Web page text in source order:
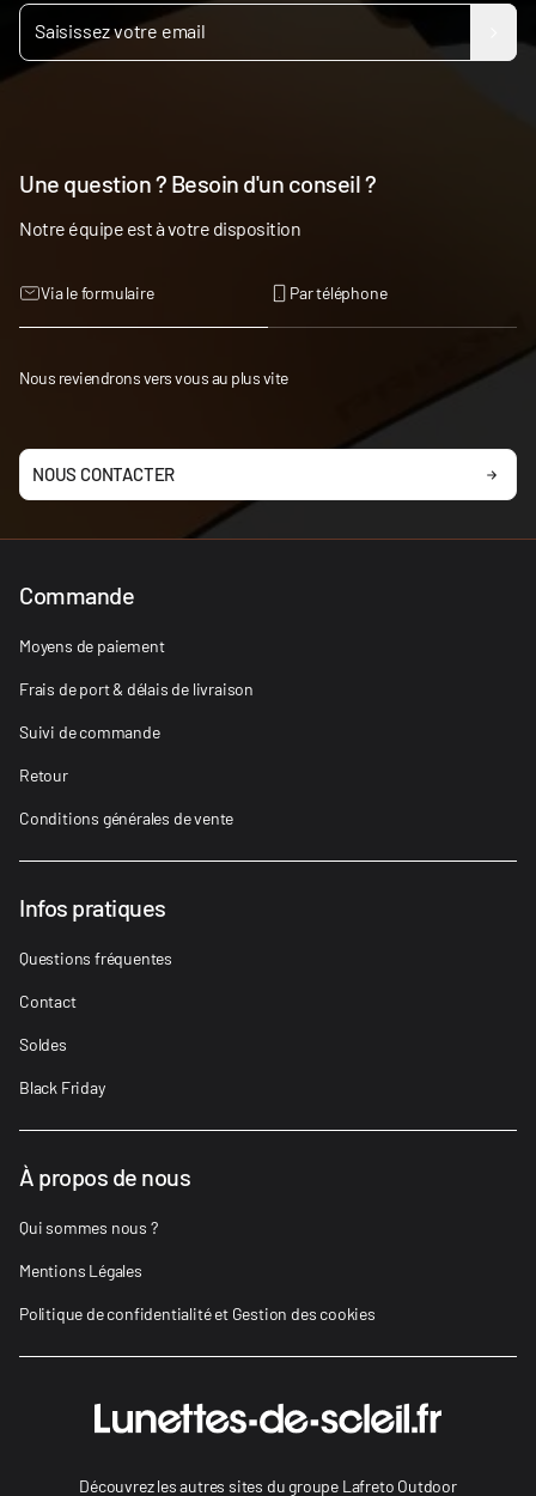
Une question ? Besoin d'un conseil ?
Notre équipe est à votre disposition
Via le formulaire Par téléphone
Nous reviendrons vers vous au plus vite
NOUS CONTACTER
Commande
Moyens de paiement
Frais de port & délais de livraison
Suivi de commande
Retour
Conditions générales de vente
Infos pratiques
Questions fréquentes
Contact
Soldes
Black Friday
À propos de nous
Qui sommes nous ?
Mentions Légales
Politique de confidentialité et Gestion des cookies
Découvrez les autres sites du groupe Lafreto Outdoor